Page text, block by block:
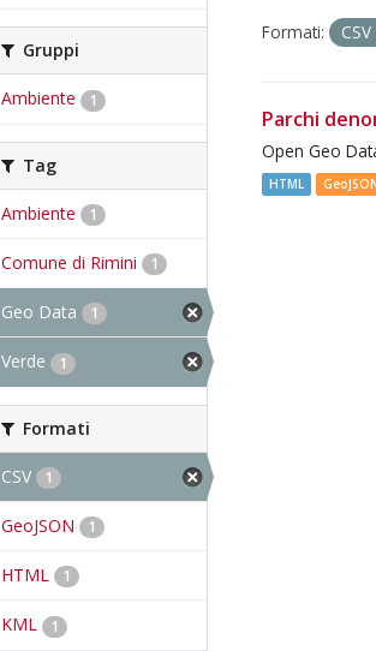
Gruppi
Ambiente 1
Tag
Ambiente 1
Comune di Rimini 1
Geo Data 1
Verde 1
Formati
CSV 1
GeoJSON 1
HTML 1
KML 1
Formati: CSV
Parchi
Open Geo
HTML